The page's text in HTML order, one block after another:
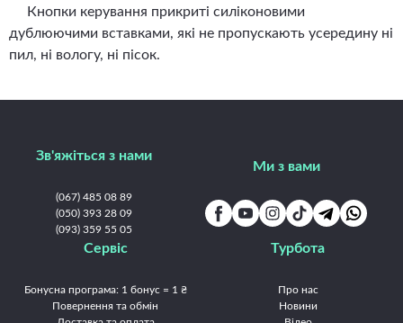
Кнопки керування прикриті силіконовими
дублюючими вставками, які не пропускають усередину ні
пил, ні вологу, ні пісок.
Зв'яжіться з нами
(067) 485 08 89
(050) 393 28 09
(093) 359 55 05
Ми з вами
Сервіс
Бонусна програма: 1 бонус = 1 ₴
Повернення та обмін
Турбота
Про нас
Новини